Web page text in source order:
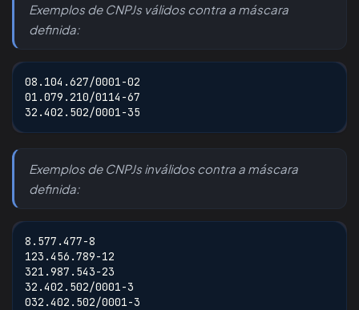
Exemplos de CNPJs válidos contra a máscara
definida:
08.104.627/0001-02
01.079.210/0114-67
32.402.502/0001-35
Exemplos de CNPJs inválidos contra a máscara
definida:
8.577.477-8
123.456.789-12
321.987.543-23
32.402.502/0001-3
032.402.502/0001-3